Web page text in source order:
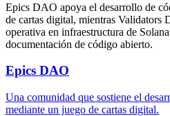
Epics DAO apoya el desarrollo de
de cartas digital, mientras Validators
operativa en infraestructura de
documentación de código abierto.
Epics DAO
Una comunidad que sostiene el
mediante un juego de cartas digital.